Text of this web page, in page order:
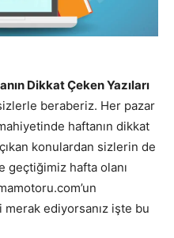
Dikkat Çeken Yazıları
beraberiz. Her pazar
haftanın dikkat
konulardan sizlerin de
geçtiğimiz hafta olanı
merak ediyorsanız işte bu